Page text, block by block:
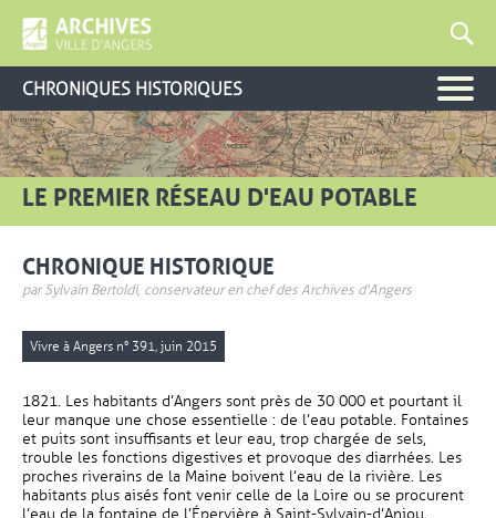
CHRONIQUES HISTORIQUES
LE PREMIER RÉSEAU D'EAU POTABLE
CHRONIQUE HISTORIQUE
par Sylvain Bertoldi, conservateur en chef des Archives d'Angers
Vivre à Angers n° 391, juin 2015
1821. Les habitants d’Angers sont près de 30 000 et pourtant il
leur manque une chose essentielle : de l’eau potable. Fontaines
et puits sont insuffisants et leur eau, trop chargée de sels,
trouble les fonctions digestives et provoque des diarrhées. Les
proches riverains de la Maine boivent l’eau de la rivière. Les
habitants plus aisés font venir celle de la Loire ou se procurent
l’eau de la fontaine de l’Épervière à Saint-Sylvain-d’Anjou,